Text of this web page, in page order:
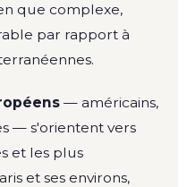
que complexe,
par rapport à
— américains,
— s'orientent vers
et les plus
et ses environs,